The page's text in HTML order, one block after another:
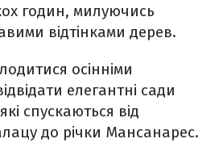
годин, милуючись
відтінками дерев.
осінніми
елегантні сади
спускаються від
до річки Мансанарес.